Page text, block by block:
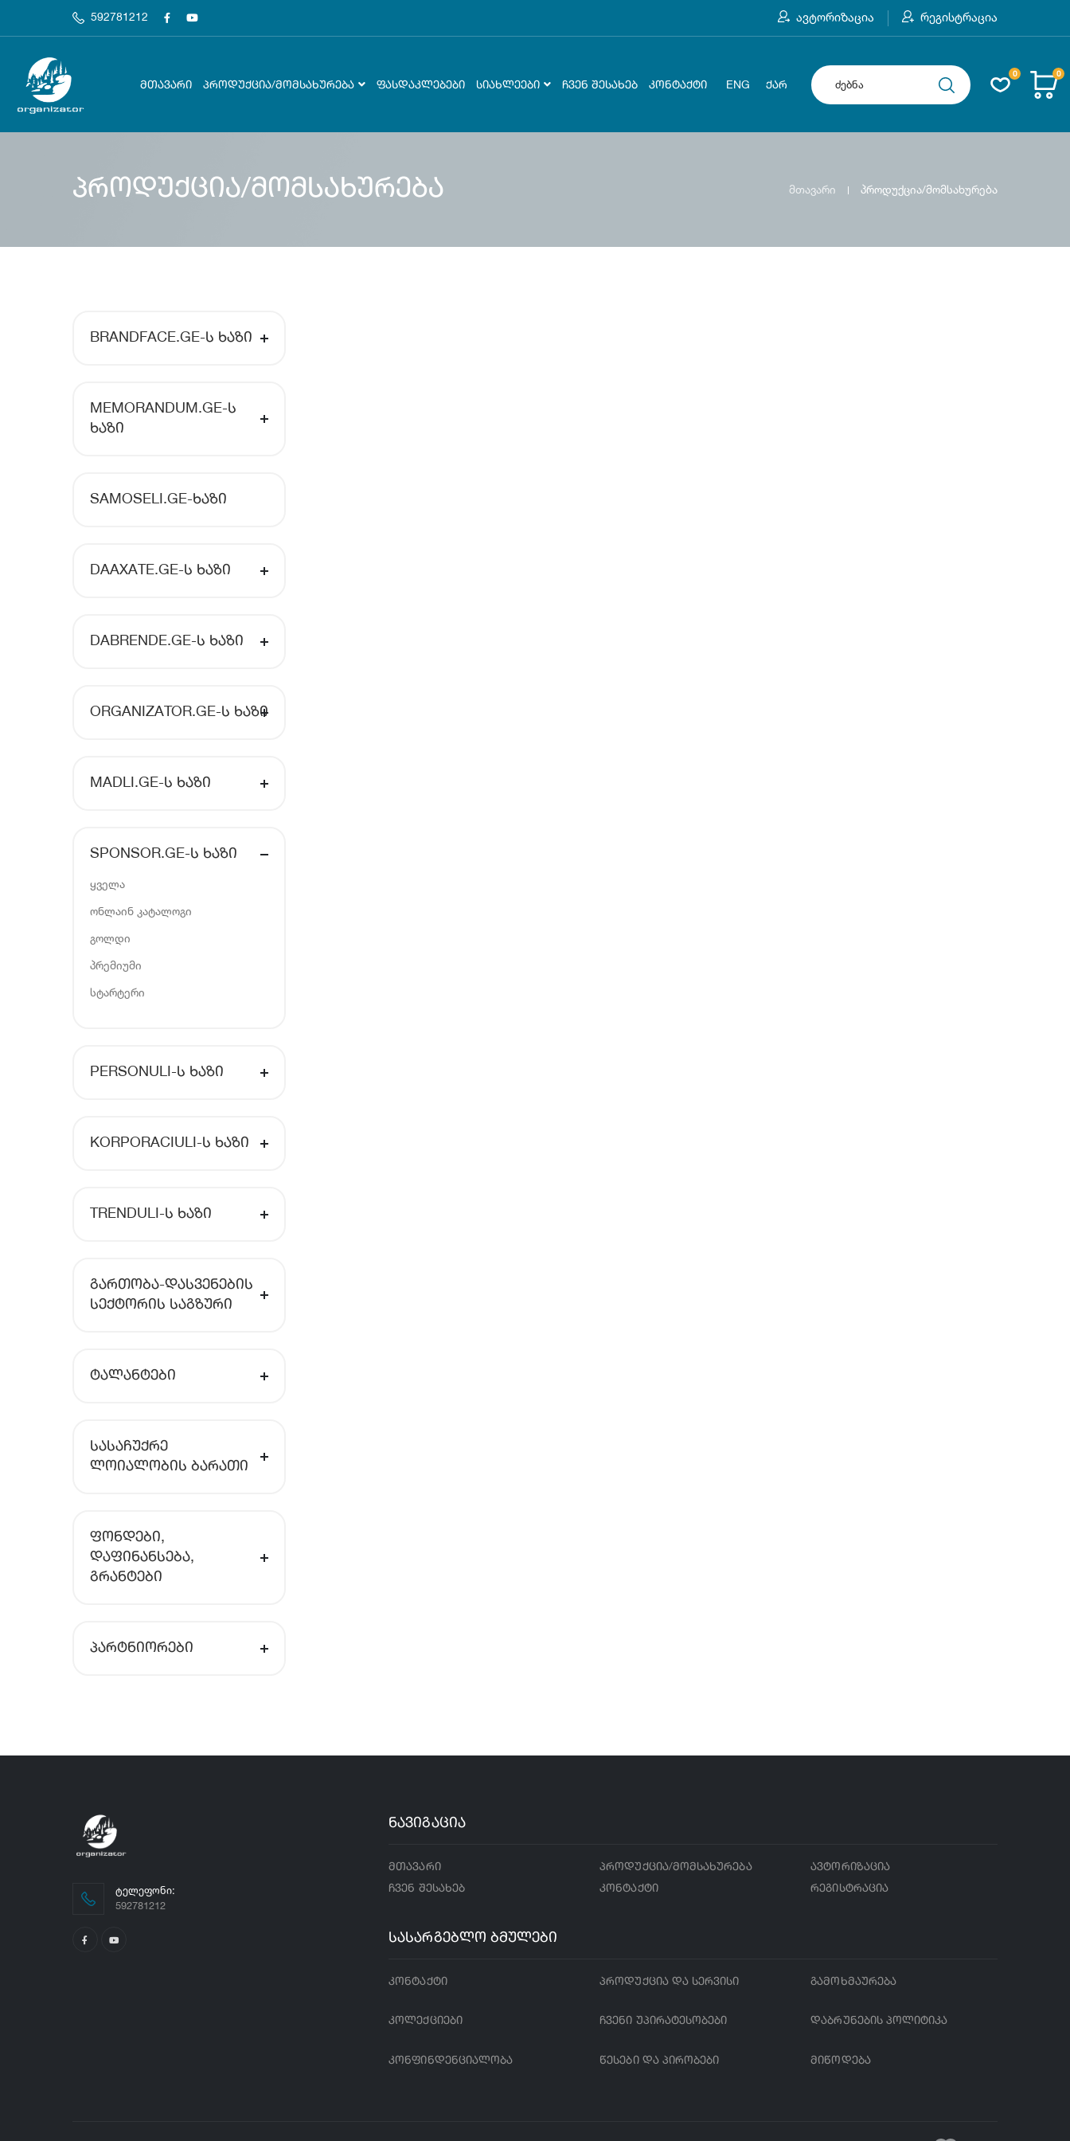
592781212 ავტორიზაცია რეგისტრაცია
ᲛᲗᲐᲕᲐᲠᲘ ᲞᲠᲝᲓᲣᲥᲪᲘᲐ/ᲛᲝᲛᲡᲐᲮᲣᲠᲔᲑᲐ ᲤᲐᲡᲓᲐᲙᲚᲔᲑᲔᲑᲘ ᲡᲘᲐᲮᲚᲔᲔᲑᲘ ᲩᲕᲔᲜ ᲨᲔᲡᲐᲮᲔᲑ ᲙᲝᲜᲢᲐᲥᲢᲘ ENG ᲥᲐᲠ
0 0
პროდუქცია/მომსახურება მთავარი პროდუქცია/მომსახურება
BRANDFACE.GE-Ს ᲮᲐᲖᲘ
MEMORANDUM.GE-Ს
ᲮᲐᲖᲘ
SAMOSELI.GE-ᲮᲐᲖᲘ
DAAXATE.GE-Ს ᲮᲐᲖᲘ
DABRENDE.GE-Ს ᲮᲐᲖᲘ
ORGANIZATOR.GE-Ს ᲮᲐᲖᲘ
MADLI.GE-Ს ᲮᲐᲖᲘ
SPONSOR.GE-Ს ᲮᲐᲖᲘ
ყველა
ონლაინ კატალოგი
გოლდი
პრემიუმი
სტარტერი
PERSONULI-Ს ᲮᲐᲖᲘ
KORPORACIULI-Ს ᲮᲐᲖᲘ
TRENDULI-Ს ᲮᲐᲖᲘ
ᲒᲐᲠᲗᲝᲑᲐ-ᲓᲐᲡᲕᲔᲜᲔᲑᲘᲡ
ᲡᲔᲥᲢᲝᲠᲘᲡ ᲡᲐᲒᲖᲣᲠᲘ
ᲢᲐᲚᲐᲜᲢᲔᲑᲘ
ᲡᲐᲡᲐᲩᲣᲥᲠᲔ
ᲚᲝᲘᲐᲚᲝᲑᲘᲡ ᲑᲐᲠᲐᲗᲘ
ᲤᲝᲜᲓᲔᲑᲘ,
ᲓᲐᲤᲘᲜᲐᲜᲡᲔᲑᲐ,
ᲒᲠᲐᲜᲢᲔᲑᲘ
ᲞᲐᲠᲢᲜᲘᲝᲠᲔᲑᲘ
ᲢᲔᲚᲔᲤᲝᲜᲘ:
592781212
ნავიგაცია
მთავარი
ჩვენ შესახებ
პროდუქცია/მომსახურება
კონტაქტი
ავტორიზაცია
რეგისტრაცია
სასარგებლო ბმულები
კონტაქტი პროდუქცია და სერვისი გამოხმაურება
კოლექციები ჩვენი უპირატესობები დაბრუნების პოლიტიკა
კონფინდენციალობა წესები და პირობები მიწოდება